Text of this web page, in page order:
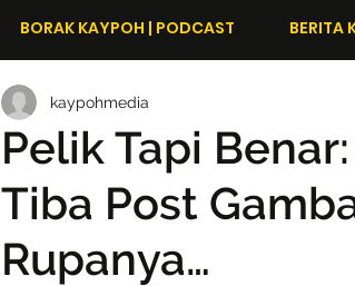
BORAK KAYPOH | PODCAST BERITA
Pelik Tapi
Tiba Post
Rupanya…
kaypohmedia